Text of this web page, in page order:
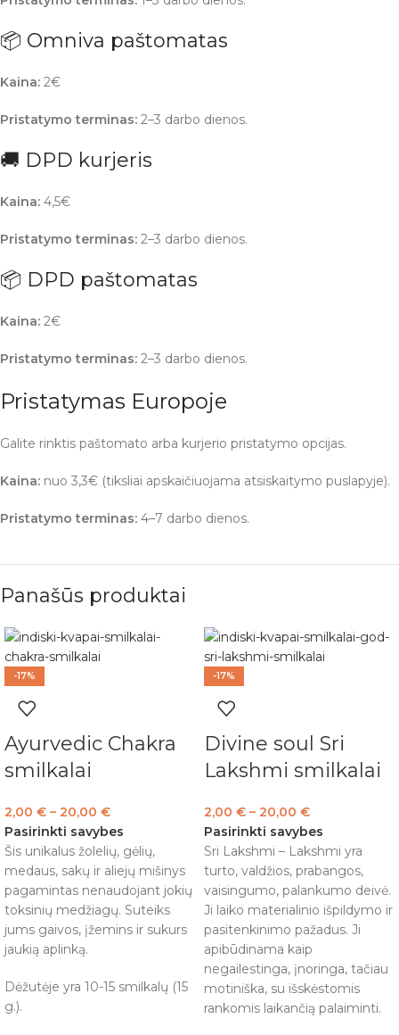
📦 Omniva paštomatas
Kaina: 2€
Pristatymo terminas: 2–3 darbo dienos.
🚚 DPD kurjeris
Kaina: 4,5€
Pristatymo terminas: 2–3 darbo dienos.
📦 DPD paštomatas
Kaina: 2€
Pristatymo terminas: 2–3 darbo dienos.
Pristatymas Europoje
Galite rinktis paštomato arba kurjerio pristatymo opcijas.
Kaina: nuo 3,3€ (tiksliai apskaičiuojama atsiskaitymo puslapyje).
Pristatymo terminas: 4–7 darbo dienos.
Panašūs produktai
-17%
Ayurvedic Chakra
smilkalai
2,00 € – 20,00 €
Pasirinkti savybes
Šis unikalus žolelių, gėlių,
medaus, sakų ir aliejų mišinys
pagamintas nenaudojant jokių
toksinių medžiagų. Suteiks
jums gaivos, įžemins ir sukurs
jaukią aplinką.
Dėžutėje yra 10-15 smilkalų (15
g.).
-17%
Divine soul Sri
Lakshmi smilkalai
2,00 € – 20,00 €
Pasirinkti savybes
Sri Lakshmi – Lakshmi yra
turto, valdžios, prabangos,
vaisingumo, palankumo deivė.
Ji laiko materialinio išpildymo ir
pasitenkinimo pažadus. Ji
apibūdinama kaip
negailestinga, įnoringa, tačiau
motiniška, su išskėstomis
rankomis laikančią palaiminti.